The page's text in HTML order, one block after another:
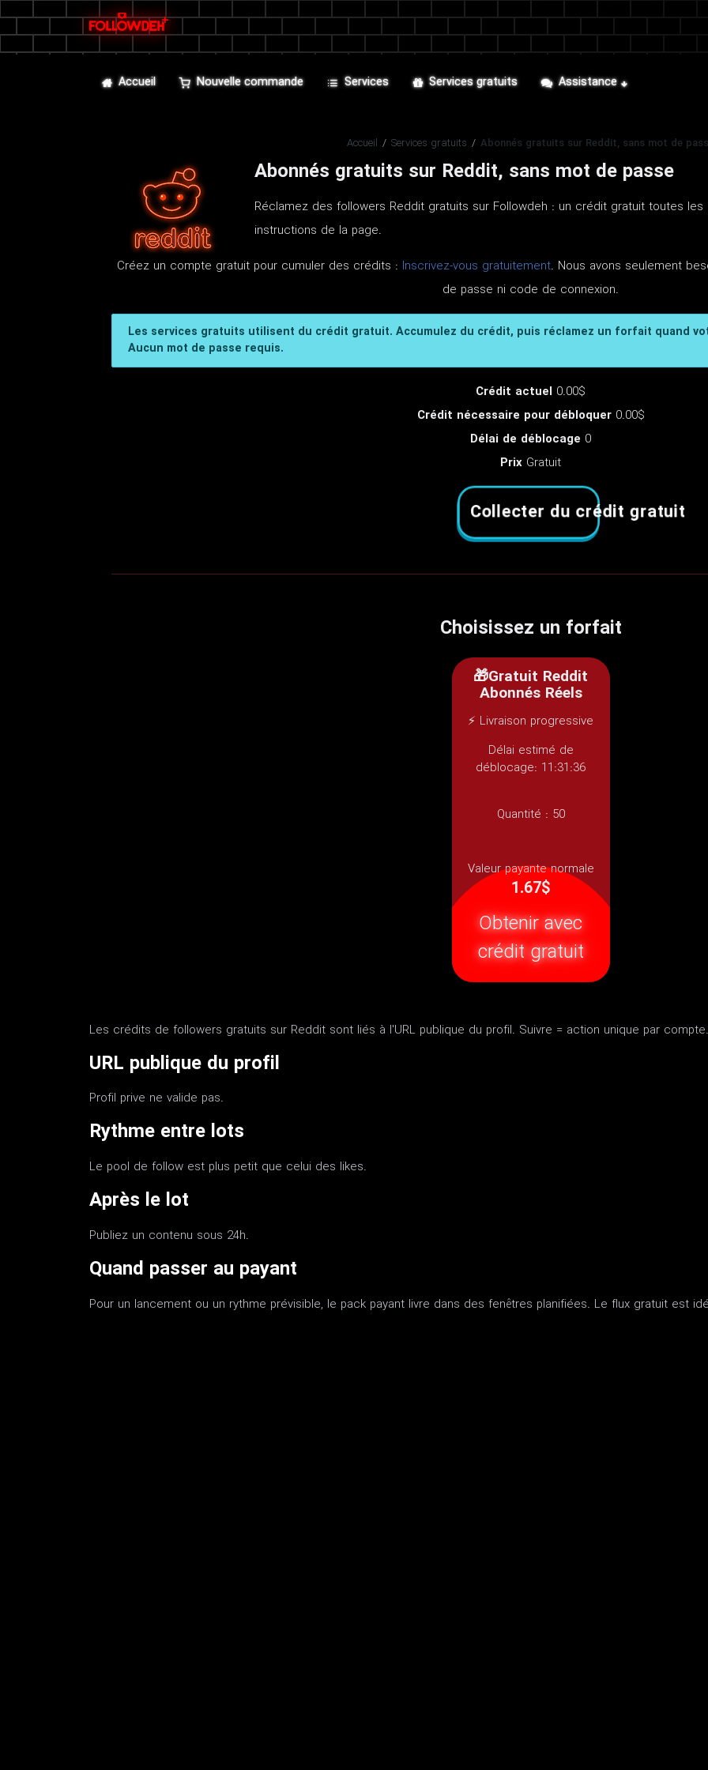
Accueil Nouvelle commande Services Services gratuits Assistance
Accueil / Services gratuits / Abonnés gratuits sur Reddit, sans mot de
Abonnés gratuits sur Reddit, sans mot de passe
Réclamez des followers Reddit gratuits sur Followdeh : un crédit gratuit toutes
instructions de la page.
Créez un compte gratuit pour cumuler des crédits : Inscrivez-vous gratuitement. Nous avons seulement
de passe ni code de connexion.
Les services gratuits utilisent du crédit gratuit. Accumulez du crédit, puis réclamez un forfait quand
Aucun mot de passe requis.
Crédit actuel 0.00$
Crédit nécessaire pour débloquer 0.00$
Délai de déblocage 0
Prix Gratuit
Collecter du crédit gratuit
Choisissez un forfait
🎁Gratuit Reddit
Abonnés Réels
⚡ Livraison progressive
Délai estimé de
déblocage: 11:31:36
Quantité : 50
Valeur payante normale
1.67$
Obtenir avec
crédit gratuit
Les crédits de followers gratuits sur Reddit sont liés à l'URL publique du profil. Suivre = action unique par compte.
URL publique du profil
Profil prive ne valide pas.
Rythme entre lots
Le pool de follow est plus petit que celui des likes.
Après le lot
Publiez un contenu sous 24h.
Quand passer au payant
Pour un lancement ou un rythme prévisible, le pack payant livre dans des fenêtres planifiées. Le flux gratuit est